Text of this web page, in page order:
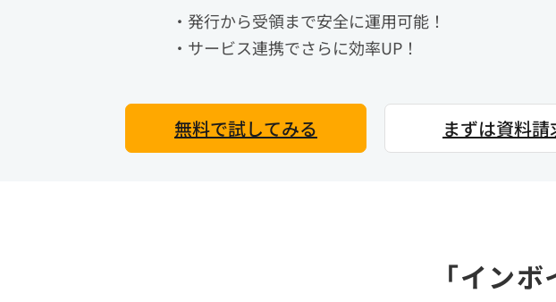
・発行から受領まで安全に運用可能！
・サービス連携でさらに効率UP！
無料で試してみる まずは資料請
「イン